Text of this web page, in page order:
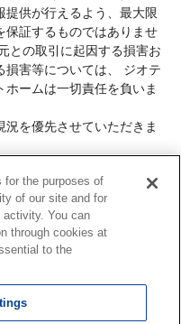
提供が行えるよう、最大限
保証するものではありませ
との取引に起因する損害お
損害等については、 ジオテ
ームは一切責任を負いま
を優先させていただきま
元より十分な説明を受け、
い。
の他不動産業務ソリュー
問合せはこちら からお願い
for the purposes of
of our site and for
activity. You can
through cookies at
to the